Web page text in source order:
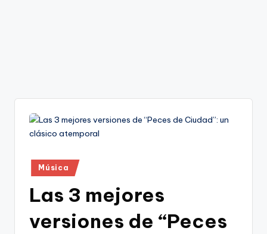
Publicado
en
Música
Las 3 mejores
versiones de “Peces